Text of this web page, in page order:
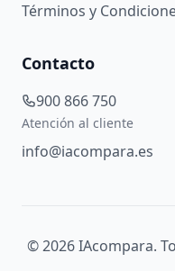
Términos y
Contacto
900 866 750
Atención al cliente
info@iacompara.es
©2026IAcompara.